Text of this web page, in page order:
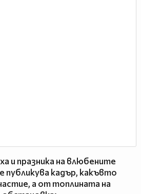
и празника на влюбените
публикува кадър, какъвто
а от топлината на